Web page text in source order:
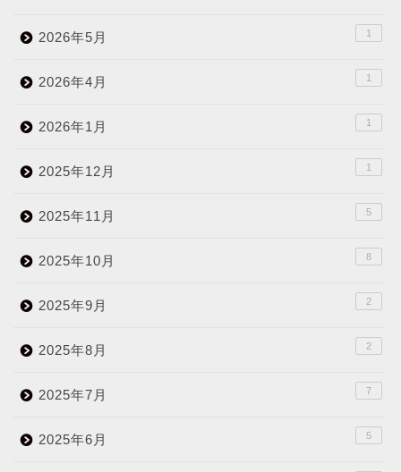
2026年5月 1
2026年4月 1
2026年1月 1
2025年12月 1
2025年11月 5
2025年10月 8
2025年9月 2
2025年8月 2
2025年7月 7
2025年6月 5